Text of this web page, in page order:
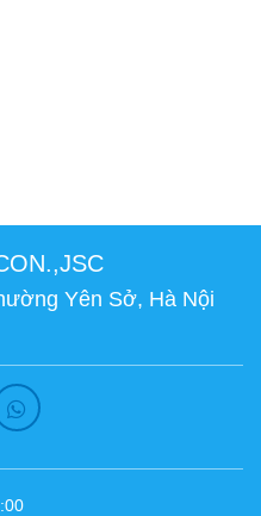
Yên Sở, Hà Nội